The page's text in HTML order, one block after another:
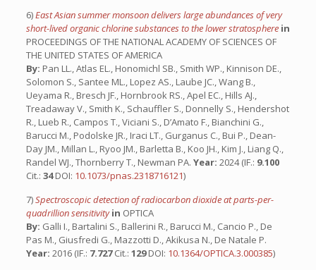
6)East Asian summer monsoon delivers large abundances of very
short-lived organic chlorine substances to the lower stratosphere in
PROCEEDINGS OF THE NATIONAL ACADEMY OF SCIENCES OF
THE UNITED STATES OF AMERICA
By: Pan LL., Atlas EL., Honomichl SB., Smith WP., Kinnison DE.,
Solomon S., Santee ML., Lopez AS., Laube JC., Wang B.,
Ueyama R., Bresch JF., Hornbrook RS., Apel EC., Hills AJ.,
Treadaway V., Smith K., Schauffler S., Donnelly S., Hendershot
R., Lueb R., Campos T., Viciani S., D’Amato F., Bianchini G.,
Barucci M., Podolske JR., Iraci LT., Gurganus C., Bui P., Dean-
Day JM., Millan L., Ryoo JM., Barletta B., Koo JH., Kim J., Liang Q.,
Randel WJ., Thornberry T., Newman PA. Year: 2024 (IF.: 9.100
Cit.: 34DOI: 10.1073/pnas.2318716121)
7)Spectroscopic detection of radiocarbon dioxide at parts-per-
quadrillion sensitivityin OPTICA
By: Galli I., Bartalini S., Ballerini R., Barucci M., Cancio P., De
Pas M., Giusfredi G., Mazzotti D., Akikusa N., De Natale P.
Year: 2016 (IF.: 7.727Cit.: 129DOI: 10.1364/OPTICA.3.000385)